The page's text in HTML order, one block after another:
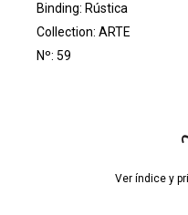
Binding: Rústica
Collection: ARTE
Nº: 59
Ver índice y